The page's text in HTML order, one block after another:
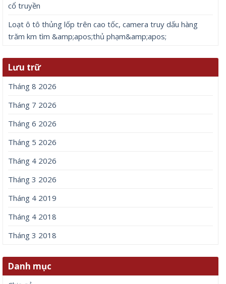
cổ truyền
Loạt ô tô thủng lốp trên cao tốc, camera truy dấu hàng
trăm km tìm &amp;apos;thủ phạm&amp;apos;
Lưu trữ
Tháng 8 2026
Tháng 7 2026
Tháng 6 2026
Tháng 5 2026
Tháng 4 2026
Tháng 3 2026
Tháng 4 2019
Tháng 4 2018
Tháng 3 2018
Danh mục